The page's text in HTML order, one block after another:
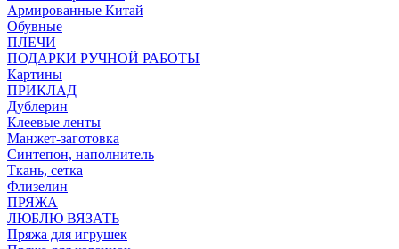
Армированные Китай
Обувные
ПЛЕЧИ
ПОДАРКИ РУЧНОЙ РАБОТЫ
Картины
ПРИКЛАД
Дублерин
Клеевые ленты
Манжет-заготовка
Синтепон, наполнитель
Ткань, сетка
Флизелин
ПРЯЖА
ЛЮБЛЮ ВЯЗАТЬ
Пряжа для игрушек